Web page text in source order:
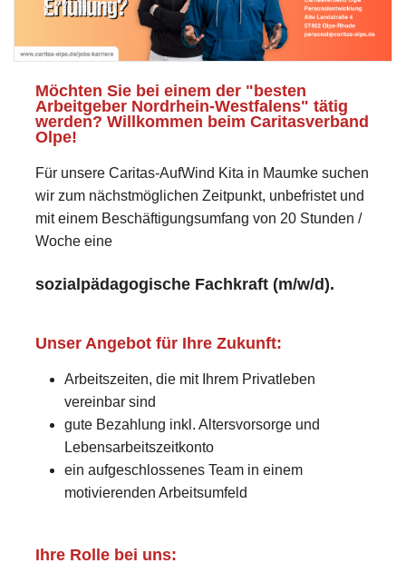
Möchten Sie bei einem der "besten
Arbeitgeber Nordrhein-Westfalens" tätig
werden? Willkommen beim Caritasverband
Olpe!
Für unsere Caritas-AufWind Kita in Maumke suchen
wir zum nächstmöglichen Zeitpunkt, unbefristet und
mit einem Beschäftigungsumfang von 20 Stunden /
Woche eine
sozialpädagogische Fachkraft (m/w/d).
Unser Angebot für Ihre Zukunft:
Arbeitszeiten, die mit Ihrem Privatleben
vereinbar sind
gute Bezahlung inkl. Altersvorsorge und
Lebensarbeitszeitkonto
ein aufgeschlossenes Team in einem
motivierenden Arbeitsumfeld
Ihre Rolle bei uns: